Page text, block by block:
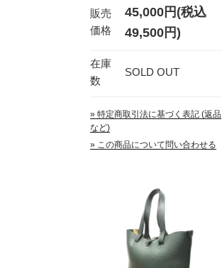
販売
価格
45,000円(税込
49,500円)
在庫
数
SOLD OUT
» 特定商取引法に基づく表記 (返品
など)
» この商品について問い合わせる